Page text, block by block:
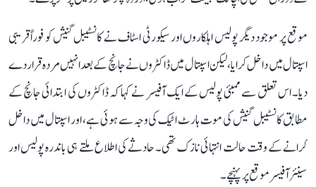
موقع پر موجود دیگر پولیس اہلکاروں اور سیکورٹی اسٹاف نے کانسٹیبل گنیش کو فوراً قریبی
اسپتال میں داخل کرایا، لیکن اسپتال میں ڈاکٹروں نے جانچ کے بعد انہیں مردہ قرار دے
دیا۔ اس تعلق سے ممبئی پولیس کے ایک آفیسر نے کہا کہ ڈاکٹروں کی ابتدائی جانچ کے
مطابق کانسٹیبل گنیش کی موت ہارٹ اٹیک کی وجہ سے ہوئی ہے، اور اسپتال میں داخل
کرانے کے وقت حالت انتہائی نازک تھی۔ حادثے کی اطلاع ملتے ہی باندرہ پولیس اور
سینئر آفیسر موقع پر پہنچے۔